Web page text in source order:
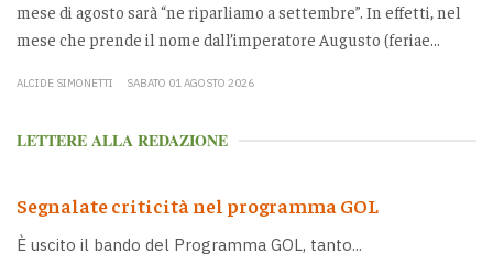
mese di agosto sarà “ne riparliamo a settembre”. In effetti, nel
mese che prende il nome dall’imperatore Augusto (feriae...
ALCIDE SIMONETTI SABATO 01 AGOSTO 2026
LETTERE ALLA REDAZIONE
Segnalate criticità nel programma GOL
È uscito il bando del Programma GOL, tanto...